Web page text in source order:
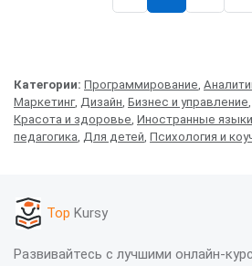
Категории: Программирование
Маркетинг, Дизайн Бизнес и управление
Красота и здоровье Иностранные языки
педагогика Для детей Психология и
Top Kursy
Развивайтесь с лучшими онлайн-